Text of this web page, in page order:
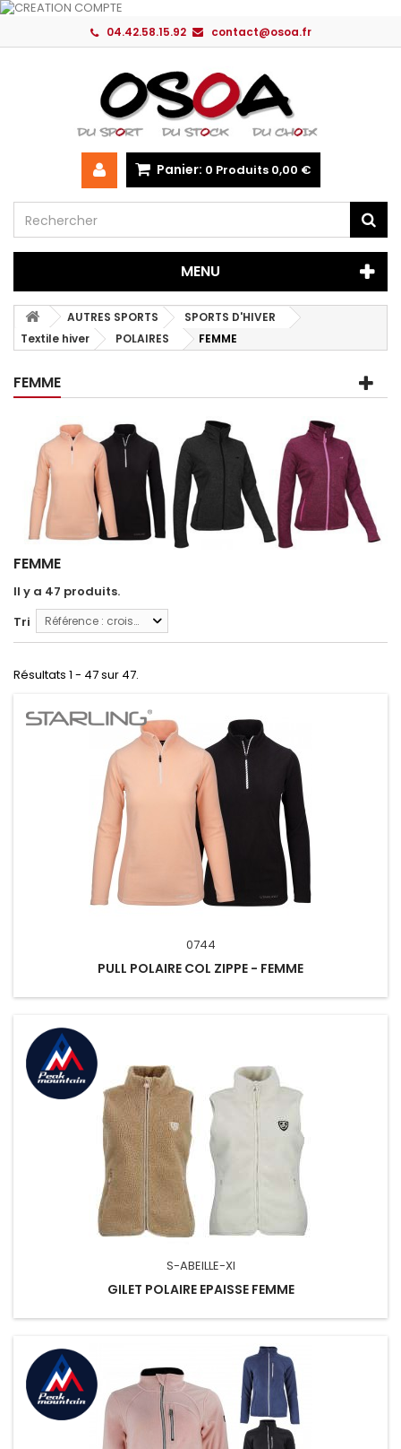
04.42.58.15.92 contact@osoa.fr
Panier: 0 Produits 0,00 €
MENU
AUTRES SPORTS
SPORTS D'HIVER
Textile hiver
POLAIRES FEMME
FEMME
FEMME
Il y a 47 produits.
Tri
Référence : croissante
Résultats 1 - 47 sur 47.
0744
PULL POLAIRE COL ZIPPE - FEMME
S-ABEILLE-XI
GILET POLAIRE EPAISSE FEMME